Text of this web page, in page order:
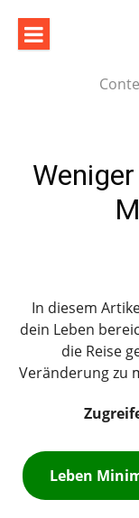
content
In diesem
dein Leben
die Reise
Veränderung zu
Leben